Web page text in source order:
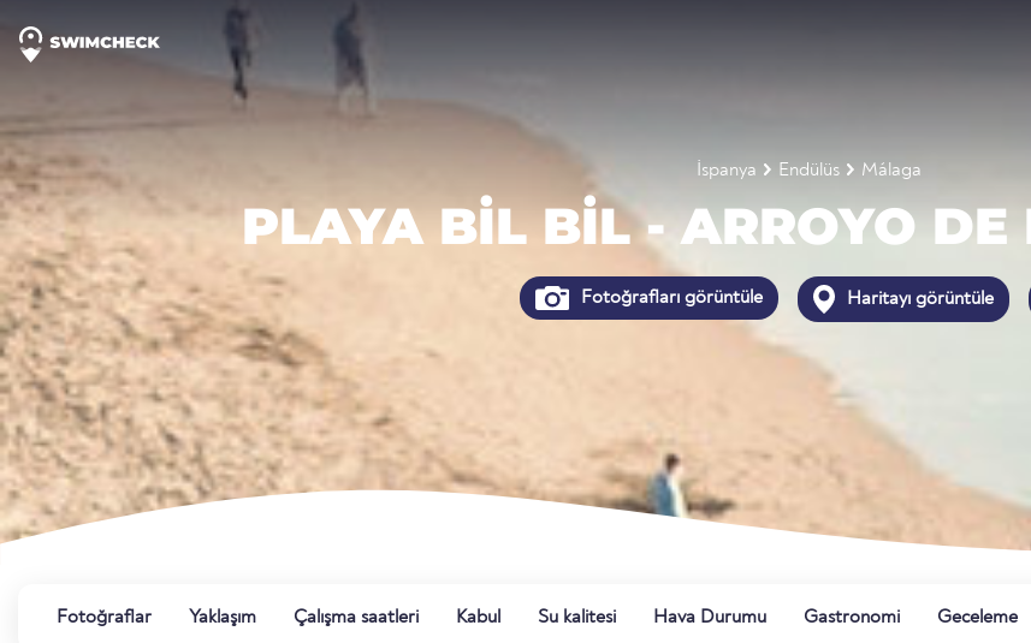
İspanya Endülüs Málaga
PLAYA BIL BIL - ARROYO
Fotoğrafları görüntüle Haritayı görüntüle
Fotoğraflar Yaklaşım Çalışma saatleri Kabul Su kalitesi Hava Durumu Gastronomi Geceleme